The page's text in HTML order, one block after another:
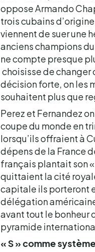
oppose Armando
trois cubains
viennent de suer une
anciens champions
ne compte presque
choisisse de changer
décision forte, on les
souhaitent plus que
Perez et Fernandez
coupe du monde en
lorsqu’ils offraient à
dépens de la France
français plantait son «
quittaient la cité
capitale ils porteront
délégation
avant tout le bonheur
pyramide
« S » comme